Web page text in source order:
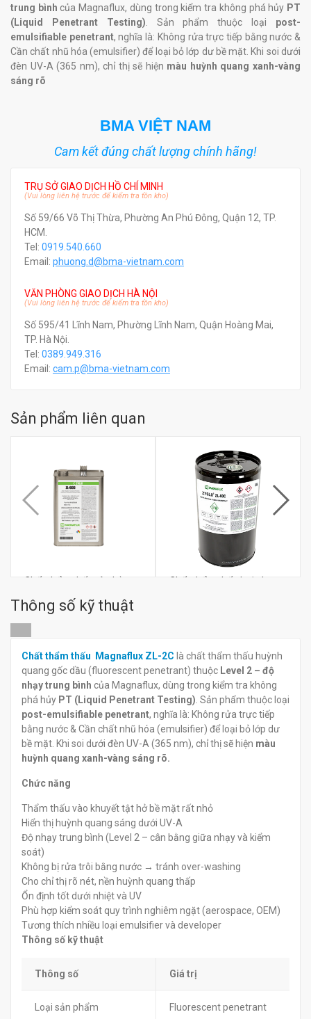
trung bình của Magnaflux, dùng trong kiểm tra không phá hủy PT
(Liquid Penetrant Testing) . Sản phẩm thuộc loại post-
emulsifiable penetrant, nghĩa là: Không rửa trực tiếp bằng nước &
Cần chất nhũ hóa (emulsifier) để loại bỏ lớp dư bề mặt. Khi soi dưới
đèn UV-A (365 nm), chỉ thị sẽ hiện màu huỳnh quang xanh-vàng
sáng rõ
BMA VIỆT NAM
Cam kết đúng chất lượng chính hãng!
TRỤ SỞ GIAO DỊCH HỒ CHÍ MINH
(Vui lòng liên hệ trước để kiểm tra tồn kho)
Số 59/66 Võ Thị Thừa, Phường An Phú Đông, Quận 12, TP.
HCM.
Tel: 0919.540.660
Email: phuong.d@bma-vietnam.com
VĂN PHÒNG GIAO DỊCH HÀ NỘI
(Vui lòng liên hệ trước để kiểm tra tồn kho)
Số 595/41 Lĩnh Nam, Phường Lĩnh Nam, Quận Hoàng Mai,
TP. Hà Nội.
Tel: 0389.949.316
Email: cam.p@bma-vietnam.com
Sản phẩm liên quan
Chất thẩm thấu rửa bằng
0 đ
Chất thẩm thấu huỳnh
0 đ
Thông số kỹ thuật
Chất thẩm thấu Magnaflux ZL-2C là chất thẩm thấu huỳnh
quang gốc dầu (fluorescent penetrant) thuộc Level 2 – độ
nhạy trung bình của Magnaflux, dùng trong kiểm tra không
phá hủy PT (Liquid Penetrant Testing) . Sản phẩm thuộc loại
post-emulsifiable penetrant, nghĩa là: Không rửa trực tiếp
bằng nước & Cần chất nhũ hóa (emulsifier) để loại bỏ lớp dư
bề mặt. Khi soi dưới đèn UV-A (365 nm), chỉ thị sẽ hiện màu
huỳnh quang xanh-vàng sáng rõ.
Chức năng
Thẩm thấu vào khuyết tật hở bề mặt rất nhỏ
Hiển thị huỳnh quang sáng dưới UV-A
Độ nhạy trung bình (Level 2 – cân bằng giữa nhạy và kiểm
soát)
Không bị rửa trôi bằng nước → tránh over-washing
Cho chỉ thị rõ nét, nền huỳnh quang thấp
Ổn định tốt dưới nhiệt và UV
Phù hợp kiểm soát quy trình nghiêm ngặt (aerospace, OEM)
Tương thích nhiều loại emulsifier và developer
Thông số kỹ thuật
Thông số Giá trị
Loại sản phẩm Fluorescent penetrant